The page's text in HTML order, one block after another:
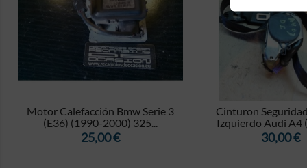
Motor Calefacción Bmw Serie 3
(E36) (1990-2000) 325...
Precio
25,00 €
Cinturon
Izquierdo Audi A4
Precio
30,00 €
